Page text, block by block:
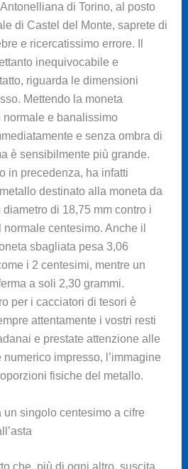
di Torino, al posto
di Castel del Monte, saprete di
e ricercatissimo errore. Il
inequivocabile e
riguarda le dimensioni
Mettendo la moneta
e banalissimo
e senza ombra di
è sensibilmente più grande.
in precedenza, ha infatti
destinato alla moneta da
di 18,75 mm contro i
centesimo. Anche il
sbagliata pesa 3,06
i 2 centesimi, mentre un
a soli 2,30 grammi.
per i cacciatori di tesori è
attentamente i vostri resti
e prestate attenzione alle
impresso, l’immagine
fisiche del metallo.
un singolo centesimo a cifre
che, più di ogni altro, suscita